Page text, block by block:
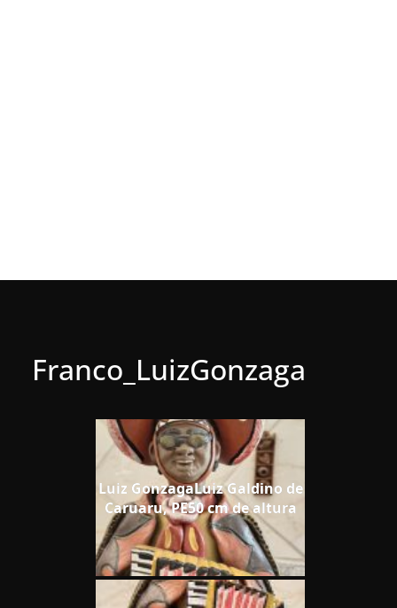
Franco_LuizGonzaga
Luiz GonzagaLuiz Galdino de
Caruaru, PE50 cm de altura